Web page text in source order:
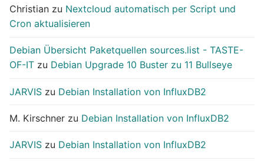
Christian zu Nextcloud automatisch per Script und
Cron aktualisieren
Debian Übersicht Paketquellen sources.list - TASTE-
OF-IT zu Debian Upgrade 10 Buster zu 11 Bullseye
JARVIS zu Debian Installation von InfluxDB2
M. Kirschner zu Debian Installation von InfluxDB2
JARVIS zu Debian Installation von InfluxDB2